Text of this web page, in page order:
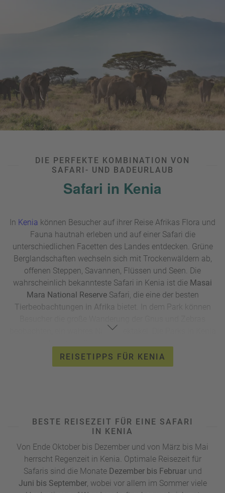
oder einem Stopp in Hermanus zum
DIE PERFEKTE KOMBINATION VON
SAFARI- UND BADEURLAUB
Safari in Kenia
In Kenia können Besucher auf ihrer Reise Afrikas Flora und
Fauna hautnah erleben und auf einer Safari die
unterschiedlichen Facetten des Landes entdecken. Grüne
Berglandschaften wechseln sich mit Trockenwäldern ab,
offenen Steppen, Savannen, Flüssen und Seen. Die
wahrscheinlich bekannteste Safari in Kenia ist die Masai
Mara National ReserveSafari, die eine der besten
Tierbeobachtungen in Afrika bietet. In dem Park können
beobachten, ein wahres Naturspektakel. Die Parks in Kenia
eins: vielseitig. Während Urlauber bei einerBootsfahrt
Naivashaseevorrangig Flusspferde und zahlreiche
Aussicht auf den Kilimandscharo
Tsavo Nationalpark steht weit oben auf der
An der Küste hingegen warten traumhafte Sandstrände
tropischem Klima. Nach aufregenden Tagen in der
afrikanischen Wildnis finden Urlauber an den Stränden in
REISETIPPS FÜR KENIA
BESTE REISEZEIT FÜR EINE SAFARI
IN KENIA
Von Ende Oktober bis Dezember und von März bis Mai
herrscht Regenzeit in Kenia. Optimale Reisezeit für
Safaris sind die Monate Dezember bis Februar und
Juni bis September, wobei vor allem im Sommer viele